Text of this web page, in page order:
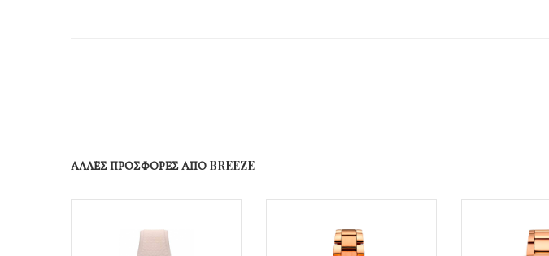
ΑΛΛΕΣ ΠΡΟΣΦΟΡΕΣ ΑΠΟ BREEZE